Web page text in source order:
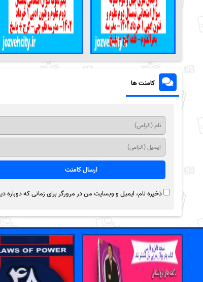
کامنت ها
ذخیره نام، ایمیل و وبسایت من در مرورگر برای زمانی که